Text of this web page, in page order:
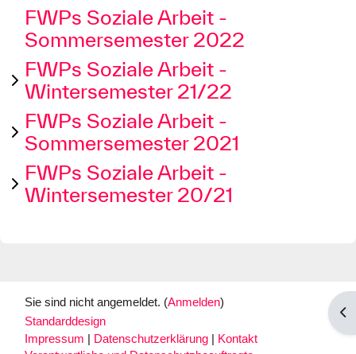
FWPs Soziale Arbeit -
Sommersemester 2022
FWPs Soziale Arbeit -
Wintersemester 21/22
FWPs Soziale Arbeit -
Sommersemester 2021
FWPs Soziale Arbeit -
Wintersemester 20/21
Sie sind nicht angemeldet. (Anmelden)
Standarddesign
Impressum
Datenschutzerklärung
Kontakt